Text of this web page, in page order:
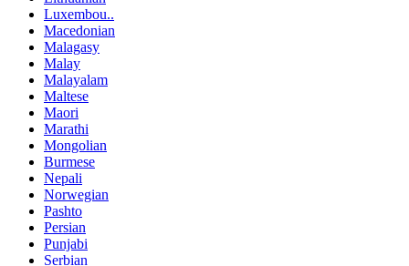
Luxembou..
Macedonian
Malagasy
Malay
Malayalam
Maltese
Maori
Marathi
Mongolian
Burmese
Nepali
Norwegian
Pashto
Persian
Punjabi
Serbian